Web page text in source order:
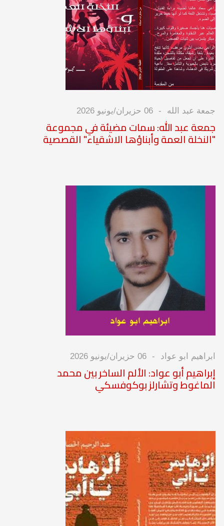
جمعة عبد الله 06 حزيران/يونيو 2026
جمعة عبد الله: سمات مضيئة في مجموعة
"النخلة العمة وأبناؤها الاشقياء" القصصية
ابراهيم ابو عواد 06 حزيران/يونيو 2026
إبراهيم أبو عواد: الألم الساخر بين محمد
الماغوط وتشارلز بوكوفسكي